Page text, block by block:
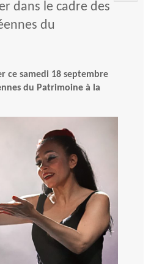
dans le cadre des
du
ce samedi 18 septembre
du Patrimoine à la